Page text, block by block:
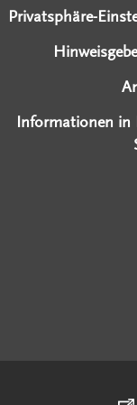
Privatsphäre-
Informationen in